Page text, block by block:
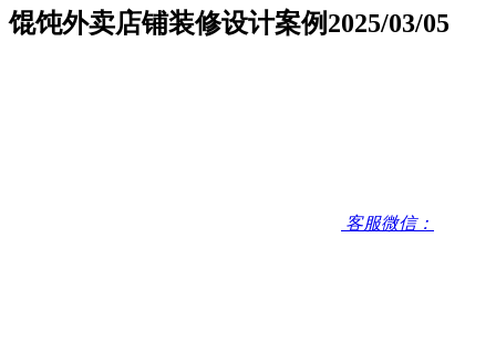
馄饨外卖店铺装修设计案例2025/03/05
客服微信：